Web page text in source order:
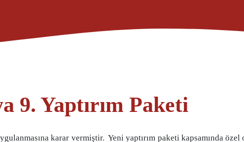
9. Yaptırım Paketi
karar vermiştir. Yeni yaptırım paketi kapsamında